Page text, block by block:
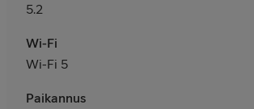
5.2
Wi-Fi
Wi-Fi 5
Paikannus